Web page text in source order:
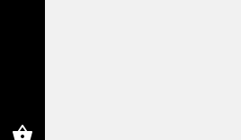
shopping_basket